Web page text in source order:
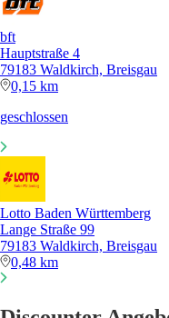
bft
Hauptstraße 4
79183 Waldkirch, Breisgau
0,15 km
geschlossen
Lotto Baden Württemberg
Lange Straße 99
79183 Waldkirch, Breisgau
0,48 km